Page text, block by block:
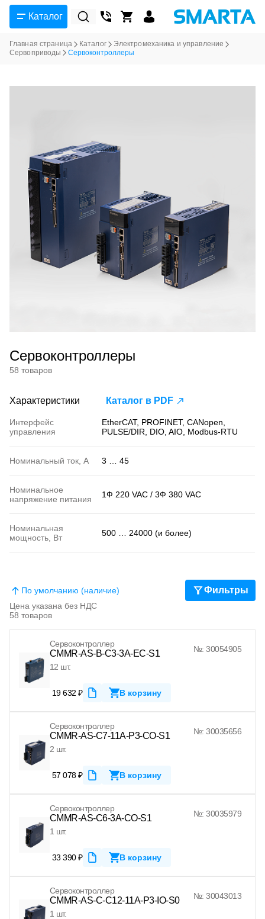
Каталог
Главная страница Каталог
Электромеханика и управление
Сервоприводы
Сервоконтроллеры
Сервоконтроллеры
58 товаров
Характеристики Каталог в PDF
Интерфейс
управления
EtherCAT, PROFINET, CANopen,
PULSE/DIR, DIO, AIO, Modbus-RTU
Номинальный ток, А 3 … 45
Номинальное
напряжение питания
1Ф 220 VAC / 3Ф 380 VAC
Номинальная
мощность, Вт
500 … 24000 (и более)
58 товаров
Цена указана без НДС
По умолчанию (наличие) Фильтры
Сервоконтроллер
CMMR-AS-B-C3-3A-EC-S1
№: 30054905
12 шт.
19 632 ₽ В корзину
Сервоконтроллер
CMMR-AS-C7-11A-P3-CO-S1
№: 30035656
2 шт.
57 078 ₽ В корзину
Сервоконтроллер
CMMR-AS-C6-3A-CO-S1
№: 30035979
1 шт.
33 390 ₽ В корзину
Сервоконтроллер
CMMR-AS-C-C12-11A-P3-IO-S0
№: 30043013
1 шт.